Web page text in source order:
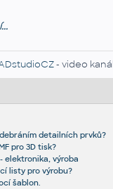
- video
detailních prvků?
pro 3D tisk?
elektronika, výroba
listy pro výrobu?
šablon.